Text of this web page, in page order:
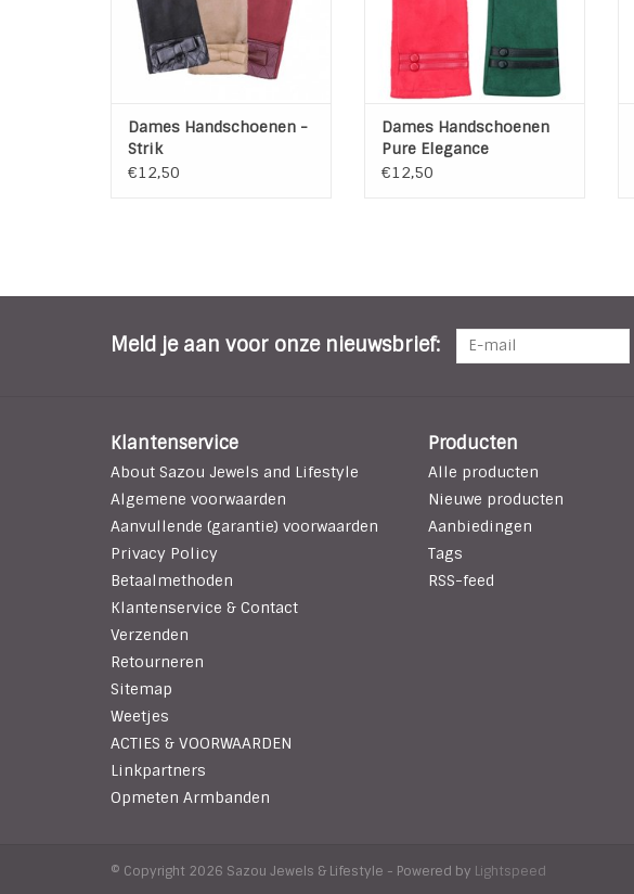
Materiaal: Polyester
TOEVOEGEN AAN WINKELWAGEN
Dames Handschoenen -
Strik
€12,50
Dames Handschoenen
Pure Elegance
€12,50
Meld je aan voor onze nieuwsbrief:
Klantenservice
About Sazou Jewels and Lifestyle
Algemene voorwaarden
Aanvullende (garantie) voorwaarden
Privacy Policy
Betaalmethoden
Klantenservice & Contact
Verzenden
Retourneren
Sitemap
Weetjes
ACTIES & VOORWAARDEN
Linkpartners
Opmeten Armbanden
Producten
Alle producten
Nieuwe producten
Aanbiedingen
Tags
RSS-feed
© Copyright 2026 Sazou Jewels & Lifestyle - Powered by Lightspeed